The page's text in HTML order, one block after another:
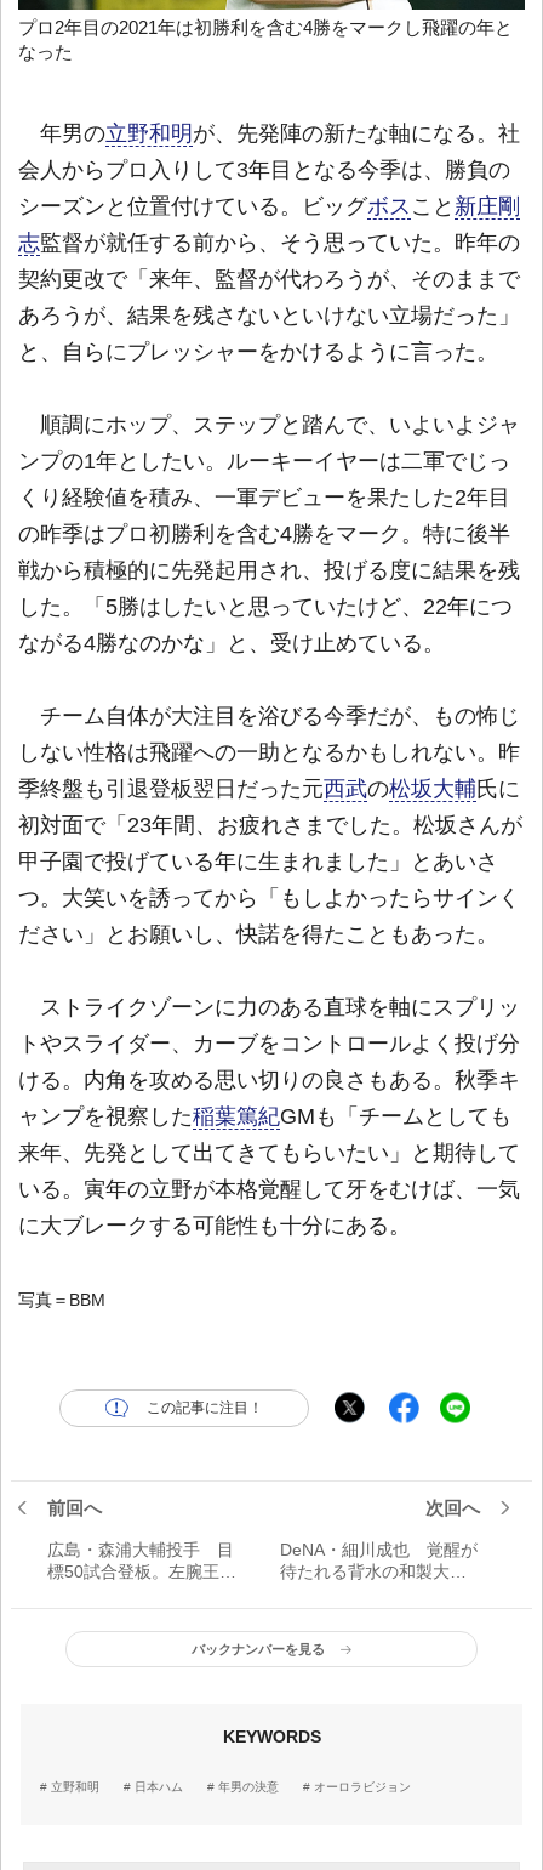
プロ2年目の2021年は初勝利を含む4勝をマークし飛躍の年と
なった
年男の立野和明 が、先発陣の新たな軸になる。社
会人からプロ入りして3年目となる今季は、勝負の
シーズンと位置付けている。ビッグボス こと 新庄剛
志監督が就任する前から、そう思っていた。昨年の
契約更改で「来年、監督が代わろうが、そのままで
あろうが、結果を残さないといけない立場だった」
と、自らにプレッシャーをかけるように言った。
順調にホップ、ステップと踏んで、いよいよジャ
ンプの1年としたい。ルーキーイヤーは二軍でじっ
くり経験値を積み、一軍デビューを果たした2年目
の昨季はプロ初勝利を含む4勝をマーク。特に後半
戦から積極的に先発起用され、投げる度に結果を残
した。「5勝はしたいと思っていたけど、22年につ
ながる4勝なのかな」と、受け止めている。
チーム自体が大注目を浴びる今季だが、もの怖じ
しない性格は飛躍への一助となるかもしれない。昨
季終盤も引退登板翌日だった元西武の松坂大輔氏に
初対面で「23年間、お疲れさまでした。松坂さんが
甲子園で投げている年に生まれました」とあいさ
つ。大笑いを誘ってから「もしよかったらサインく
ださい」とお願いし、快諾を得たこともあった。
ストライクゾーンに力のある直球を軸にスプリッ
トやスライダー、カーブをコントロールよく投げ分
ける。内角を攻める思い切りの良さもある。秋季キ
ャンプを視察した稲葉篤紀GMも「チームとしても
来年、先発として出てきてもらいたい」と期待して
いる。寅年の立野が本格覚醒して牙をむけば、一気
に大ブレークする可能性も十分にある。
写真＝BBM
この記事に注目！
前回へ
広島・森浦大輔投手 目
標50試合登板。左腕王国
置／年男の決意
次回へ
DeNA・細川成也 覚醒が
待たれる背水の和製大砲
バックナンバーを見る
KEYWORDS
立野和明 日本ハム 年男の決意 オーロラビジョン